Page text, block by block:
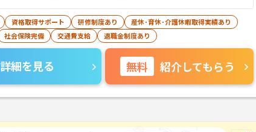
資格取得サポート 研修制度あり
産休･育休･介護休暇取得実績あり
社会保険完備 交通費支給 退職金制度あり
詳細を見る 無料 紹介してもらう